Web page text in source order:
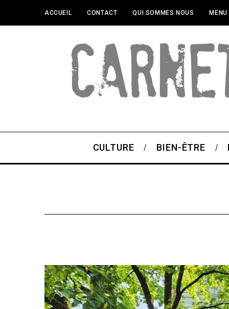
ACCUEIL CONTACT QUI SOMMES NOUS MENU
CULTURE BIEN-ÊTRE